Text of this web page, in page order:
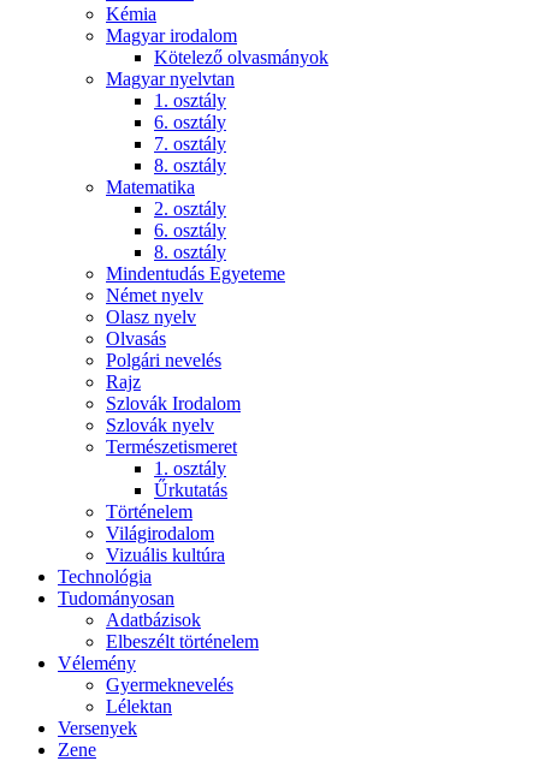
Kémia
Magyar irodalom
Kötelező olvasmányok
Magyar nyelvtan
1. osztály
6. osztály
7. osztály
8. osztály
Matematika
2. osztály
6. osztály
8. osztály
Mindentudás Egyeteme
Német nyelv
Olasz nyelv
Olvasás
Polgári nevelés
Rajz
Szlovák Irodalom
Szlovák nyelv
Természetismeret
1. osztály
Űrkutatás
Történelem
Világirodalom
Vizuális kultúra
Technológia
Tudományosan
Adatbázisok
Elbeszélt történelem
Vélemény
Gyermeknevelés
Lélektan
Versenyek
Zene